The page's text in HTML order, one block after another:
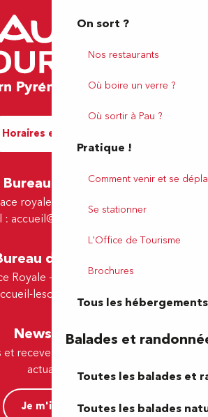
On sort ?
Nos restaurants
Où boire un verre ?
Où sortir à Pau ?
Pratique !
Comment venir et se
Se stationner
L'Office de Tourisme
Brochures
Tous les hébergements
Balades et
Toutes les balades et
Toutes les balades
Horaires et contact
Bureau de Pau
royale - 64000 Pau
: accueil@tourismepau.fr
de Lescar
Royale - 64230 Lescar
lescar@tourismepau.fr
Newsletter
recevez par e-mail nos offres et
actualités.
Je m'inscris